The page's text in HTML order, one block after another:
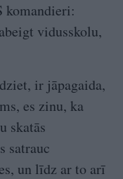
komandieri:
vidusskolu,
ir jāpagaida,
es zinu, ka
skatās
satrauc
un līdz ar to arī